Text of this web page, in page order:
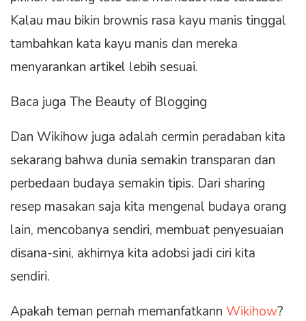
Kalau mau bikin brownis rasa kayu manis tinggal
tambahkan kata kayu manis dan mereka
menyarankan artikel lebih sesuai.
Baca juga The Beauty of Blogging
Dan Wikihow juga adalah cermin peradaban kita
sekarang bahwa dunia semakin transparan dan
perbedaan budaya semakin tipis. Dari sharing
resep masakan saja kita mengenal budaya orang
lain, mencobanya sendiri, membuat penyesuaian
disana-sini, akhirnya kita adobsi jadi ciri kita
sendiri.
Apakah teman pernah memanfatkann Wikihow?